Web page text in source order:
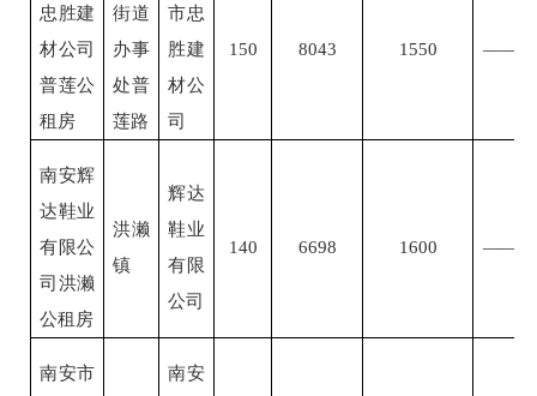
忠胜建
材公司
普莲公
租房
街道
办事
处普
莲路
市忠
胜建
材公
司
150 8043 1550 ——
南安辉
达鞋业
有限公
司洪濑
公租房
洪濑
镇
辉达
鞋业
有限
公司
140 6698 1600 ——
南安市
南安